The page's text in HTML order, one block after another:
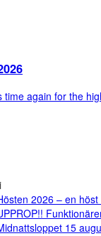
time again for the
2026 – en
15